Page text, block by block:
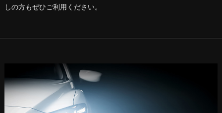
しの方もぜひご利用ください。